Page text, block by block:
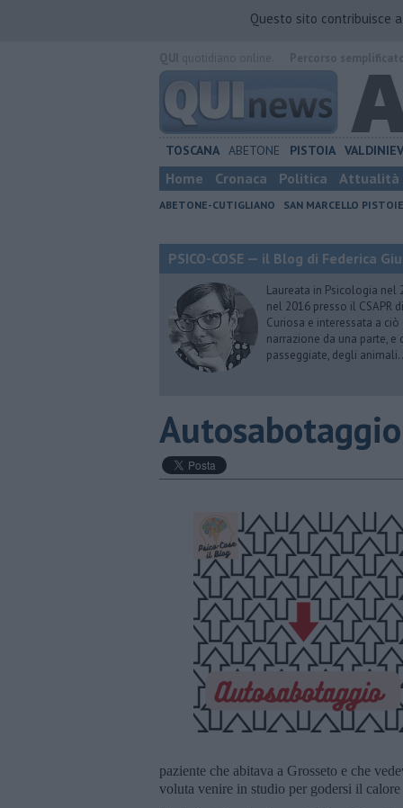
Questo sito contribuisce
TOSCANA ABETONE PISTOIA
Home Cronaca Politica Attualità
ABETONE-CUTIGLIANO SAN MARCELLO
PSICO-COSE — il Blog di Federica
Laureata in Psicologia nel
nel 2016 presso il CSAPR
Curiosa e interessata a
narrazione da una parte,
passeggiate, degli
Autosabotaggio
paziente che abitava a Grosseto e che
voluta venire in studio per godersi il calore